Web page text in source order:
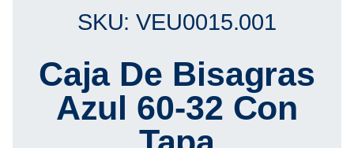
SKU: VEU0015.001
Caja De Bisagras
Azul 60-32 Con